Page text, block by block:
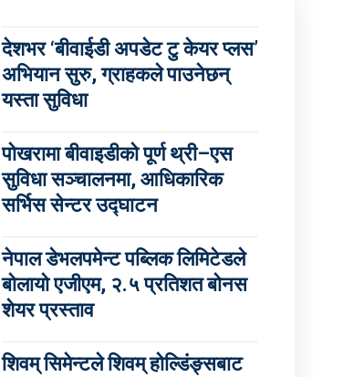
देशभर ‘बीवाईडी अपडेट टु केयर प्लस’
अभियान सुरु, ग्राहकले पाउनेछन्
यस्ता सुविधा
पोखरामा बीवाइडीको पूर्ण थ्री–एस
सुविधा सञ्चालनमा, आधिकारिक
सर्भिस सेन्टर उद्घाटन
नेपाल डेभलपमेन्ट पब्लिक लिमिटेडले
बोलायो एजीएम, २.५ प्रतिशत बोनस
शेयर प्रस्ताव
शिवम् सिमेन्टले शिवम् होल्डिंङ्सबाट